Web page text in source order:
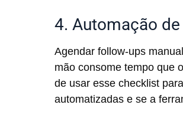
4. Automação
Agendar follow-ups
mão consome tempo que
de usar esse checklist
automatizadas e se a